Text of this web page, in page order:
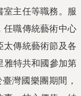
主任等職務。服
任職傳統藝術中心
太傳統藝術節及各
雅特共和國參加第
灣國樂團期間，